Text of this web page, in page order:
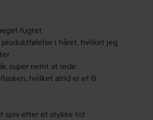
fugtet
i håret, hvilket jeg
super nemt at rede
hvilket altid er et  B
sjov efter et stykke tid